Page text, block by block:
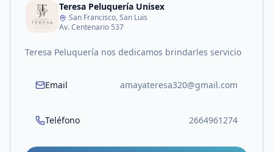
Teresa Peluquería Unisex
San Francisco, San Luis
Av. Centenario 537
Teresa Peluquería nos dedicamos brindarles servicio
Email amayateresa320@gmail.com
Teléfono 2664961274